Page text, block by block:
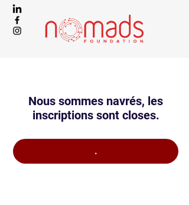
Nous sommes navrés, les
inscriptions sont closes.
.